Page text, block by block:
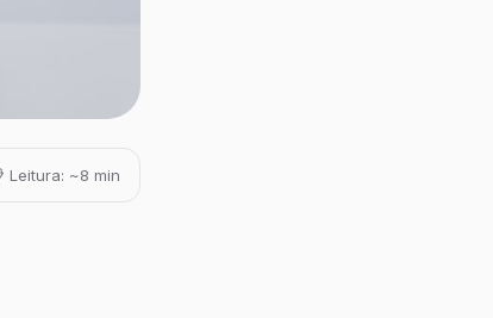
Leitura: ~8 min